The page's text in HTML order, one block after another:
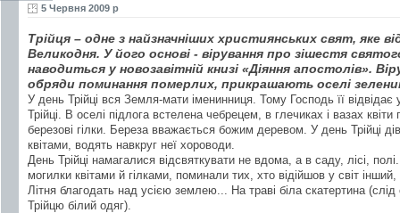
5 Червня 2009 р
Трійця – одне з найзначніших християнських свят, яке
Великодня. У його основі - вірування про зішестя
наводиться у новозавітній книзі «Діяння апостолів».
обряди поминання померлих, прикрашають оселі
У день Трійці вся Земля-мати іменинниця. Тому Господь її відвідає
Трійці. В оселі підлога встелена чебрецем, в глечиках і вазах квіти
березові гілки. Береза вважається божим деревом. У день Трійці
квітами, водять навкруг неї хороводи.
День Трійці намагалися відсвяткувати не вдома, а в саду, лісі,
могилки квітами й гілками, поминали тих, хто відійшов у світ
Літня благодать над усією землею... На траві біла скатертина
Трійцю білий одяг).